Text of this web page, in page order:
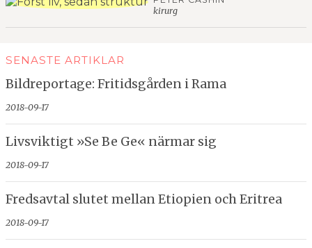
kirurg
SENASTE ARTIKLAR
Bildreportage: Fritidsgården i Rama
2018-09-17
Livsviktigt »Se Be Ge« närmar sig
2018-09-17
Fredsavtal slutet mellan Etiopien och Eritrea
2018-09-17